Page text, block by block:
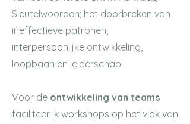
Sleutelwoorden; het doorbreken van
ineffectieve patronen,
interpersoonlijke ontwikkeling,
loopbaan en leiderschap.
Voor de ontwikkeling van teams
faciliteer ik workshops op het vlak van